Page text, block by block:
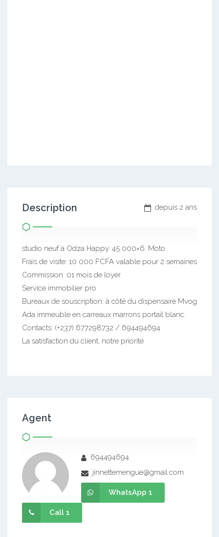
depuis 2 ans
Description
studio neuf à Odza Happy. 45 000×6. Moto .
Frais de visite: 10 000 FCFA valable pour 2 semaines
Commission: 01 mois de loyer
Service immobilier pro
Bureaux de souscription: à côté du dispensaire Mvog
Ada immeuble en carreaux marrons portail blanc.
Contacts: (+237) 677298732 / 694494694
La satisfaction du client, notre priorité
Agent
694494694
jinnettemengue@gmail.com
WhatsApp 1
Call 1